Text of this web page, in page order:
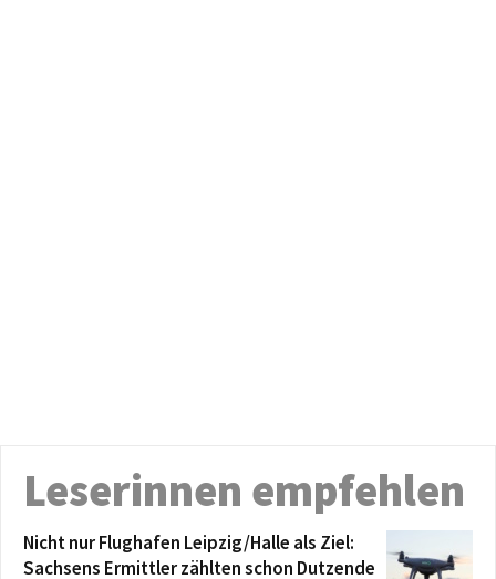
Leserinnen empfehlen
Nicht nur Flughafen Leipzig/Halle als Ziel:
Sachsens Ermittler zählten schon Dutzende